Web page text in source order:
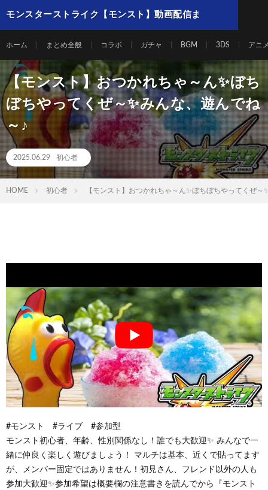
モンスターストライク【モンスト】動画配信ま
ホーム まとめ全般 コラボ ガチャ BGM 3DS アニ
【モンスト】おつかれちゃ～ん✨ぼち
ぼちやってくぜ～✨みんな、遊んでね
～♪
2025.06.29 初心者
HOME 初心者 【モンスト】おつかれちゃ～ん✨ぼちぼちやってくぜ～
#モンスト #ライブ #参加型
モンスト初心者、年齢、性別関係なし！誰でも大歓迎✨ みんなで一
緒に仲良く楽しく遊びましょう！ マルチは基本、近くで貼ってます
が、メンバー固定ではありません！初見さん、フレンド以外の人も
参加大歓迎✨参加希望は概要欄の注意書きを読んでから『モンスト